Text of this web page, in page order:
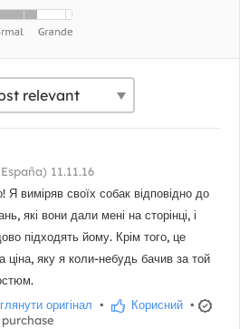
11.11.16
Я виміряв своїх собак відповідно до
які вони дали мені на сторінці, і
підходять йому. Крім того, це
ціна, яку я коли-небудь бачив за той
оригінал • Корисний •